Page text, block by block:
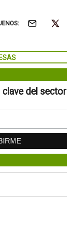
clave del sector